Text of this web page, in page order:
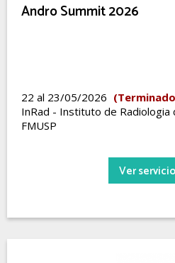
Andro Summit 2026
22 al 23/05/2026
InRad - Instituto de Radiologia
FMUSP
Ver